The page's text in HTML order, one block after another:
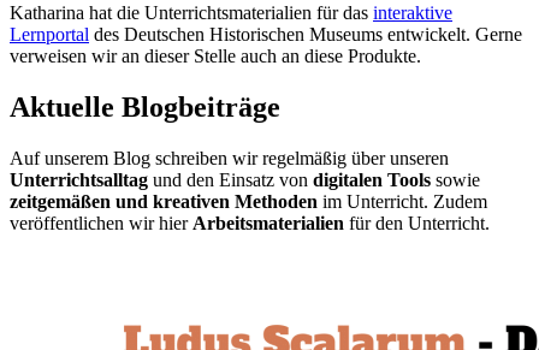
Katharina hat die Unterrichtsmaterialien für das interaktive
Lernportal des Deutschen Historischen Museums entwickelt. Gerne
verweisen wir an dieser Stelle auch an diese Produkte.
Aktuelle Blogbeiträge
Auf unserem Blog schreiben wir regelmäßig über unseren
Unterrichtsalltag und den Einsatz von digitalen Tools sowie
zeitgemäßen und kreativen Methoden im Unterricht. Zudem
veröffentlichen wir hier Arbeitsmaterialien für den Unterricht.